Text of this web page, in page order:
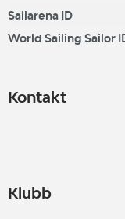
Sailarena ID
World Sailing Sailor
Kontakt
Klubb